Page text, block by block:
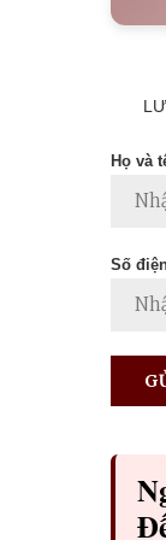
Họ và
Số